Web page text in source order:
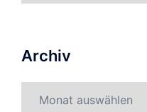
Archiv